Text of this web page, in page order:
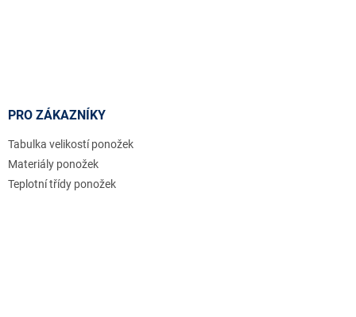
PRO ZÁKAZNÍKY
Tabulka velikostí ponožek
Materiály ponožek
Teplotní třídy ponožek